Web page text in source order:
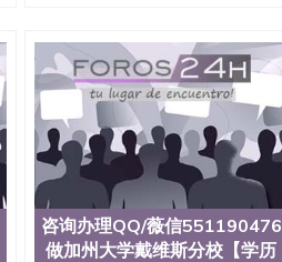
咨询办理QQ/薇信551190476
做加州大学戴维斯分校【学历